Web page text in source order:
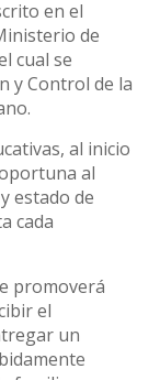
en el
de
cual se
y Control de la
al inicio
al
estado de
cada
promoverá
el
un